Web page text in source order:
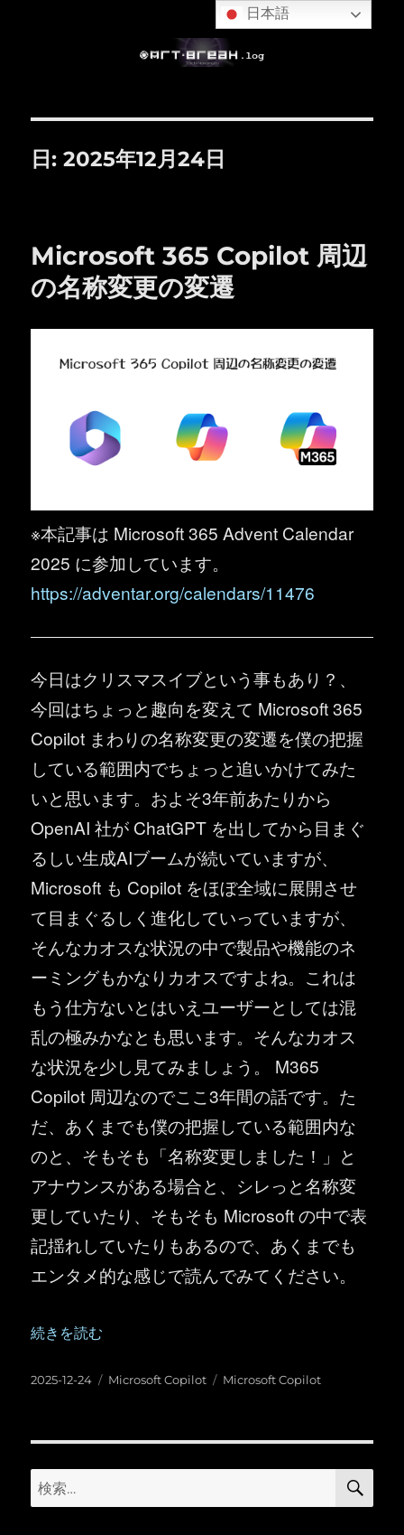
日:2025年12月24日
Microsoft 365 Copilot 周辺
の名称変更の変遷
※本記事は Microsoft 365 Advent Calendar
2025 に参加しています。
https://adventar.org/calendars/11476
今日はクリスマスイブという事もあり？、
今回はちょっと趣向を変えて Microsoft 365
Copilot まわりの名称変更の変遷を僕の把握
している範囲内でちょっと追いかけてみた
いと思います。およそ3年前あたりから
OpenAI 社が ChatGPT を出してから目まぐ
るしい生成AIブームが続いていますが、
Microsoft も Copilot をほぼ全域に展開させ
て目まぐるしく進化していっていますが、
そんなカオスな状況の中で製品や機能のネ
ーミングもかなりカオスですよね。これは
もう仕方ないとはいえユーザーとしては混
乱の極みかなとも思います。そんなカオス
な状況を少し見てみましょう。 M365
Copilot 周辺なのでここ3年間の話です。た
だ、あくまでも僕の把握している範囲内な
のと、そもそも「名称変更しました！」と
アナウンスがある場合と、シレっと名称変
更していたり、そもそも Microsoft の中で表
記揺れしていたりもあるので、あくまでも
エンタメ的な感じで読んでみてください。
“Microsoft 365 Copilot 周辺の名称変更の変遷” の
続きを読む
投
2025-12-24
カ
Microsoft Copilot
タ
Microsoft Copilot
検
索:
検
日本語